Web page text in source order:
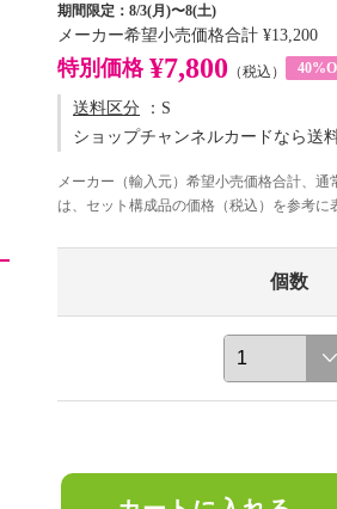
期間限定：8/3(月)〜8(土)
メーカー希望小売価格合計 ¥13,200
特別価格 ¥7,800 （税込）
送料区分 ：S
ショップチャンネルカードなら送
メーカー（輸入元）希望小売価格合計、
は、セット構成品の価格（税込）を参考に
個数